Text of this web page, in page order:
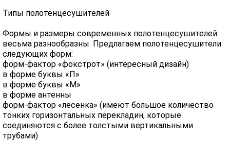
Типы полотенцесушителей
Формы и размеры современных полотенцесушителей
весьма разнообразны. Предлагаем полотенцесушители
следующих форм:
форм-фактор «фокстрот» (интересный дизайн)
в форме буквы «П»
в форме буквы «М»
в форме антенны
форм-фактор «лесенка» (имеют большое количество
тонких горизонтальных перекладин, которые
соединяются с более толстыми вертикальными
трубами)